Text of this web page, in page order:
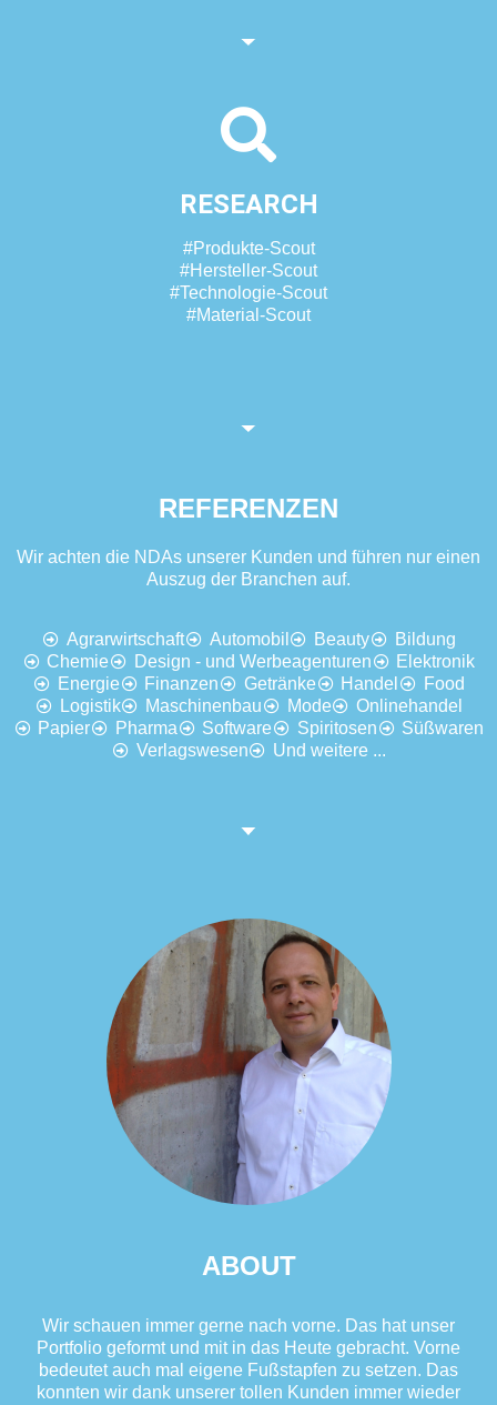
RESEARCH
#Produkte-Scout
#Hersteller-Scout
#Technologie-Scout
#Material-Scout
REFERENZEN
Wir achten die NDAs unserer Kunden und führen nur einen
Auszug der Branchen auf.
Agrarwirtschaft Automobil Beauty
Bildung
Chemie
Design - und Werbeagenturen
Elektronik
Energie
Finanzen Getränke Handel
Food
Logistik
Maschinenbau Mode
Onlinehandel
Papier
Pharma Software Spiritosen
Süßwaren
Verlagswesen
Und weitere ...
ABOUT
Wir schauen immer gerne nach vorne. Das hat unser
Portfolio geformt und mit in das Heute gebracht. Vorne
bedeutet auch mal eigene Fußstapfen zu setzen. Das
konnten wir dank unserer tollen Kunden immer wieder